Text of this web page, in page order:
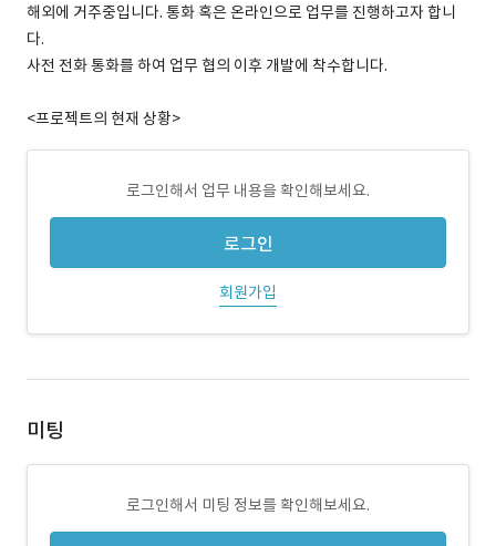
해외에 거주중입니다. 통화 혹은 온라인으로 업무를 진행하고자 합니
다.
사전 전화 통화를 하여 업무 협의 이후 개발에 착수합니다.
<프로젝트의 현재 상황>
로그인해서 업무 내용을 확인해보세요.
로그인
회원가입
미팅
로그인해서 미팅 정보를 확인해보세요.